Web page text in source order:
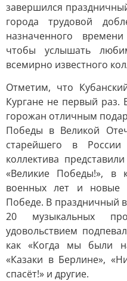
завершился
города трудовой
назначенного
чтобы услышать
всемирно известного
Отметим, что
Кургане не первый раз.
горожан отличным
Победы в Великой
старейшего в России
коллектива
«Великие Победы!», в
военных лет и новые
Победе. В праздничный
20 музыкальных
удовольствием
как «Когда мы были
«Казаки в Берлине»,
спасёт!» и другие.